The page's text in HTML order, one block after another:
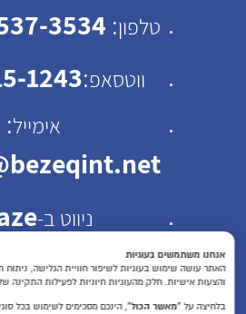
טלפון:
3534
ווטסאפ:
1243
אימייל:
ניווט ב-
כתובת: רחוב
30 תל אביב
אנחנו משתמשים בעוגיות
האתר עושה שימוש בעוגיות לשיפור חוויית הגלישה,
והצעות אישיות. חלק מהעוגיות חיוניות לפעילות התקינה
בלחיצה על “מאשר הכול”, הינכם מסכימים לשימוש בכל